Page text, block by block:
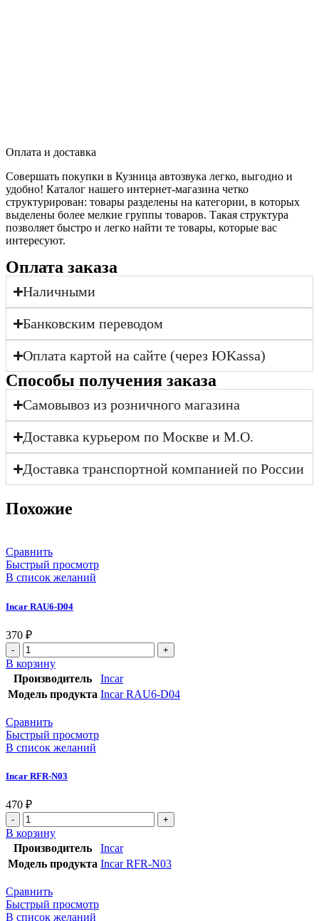
Оплата и доставка
Совершать покупки в Кузница автозвука легко, выгодно и
удобно! Каталог нашего интернет-магазина четко
структурирован: товары разделены на категории, в которых
выделены более мелкие группы товаров. Такая структура
позволяет быстро и легко найти те товары, которые вас
интересуют.
Оплата заказа
Наличными
Банковским переводом
Оплата картой на сайте (через ЮKassa)
Cпособы получения заказа
Самовывоз из розничного магазина
Доставка курьером по Москве и М.О.
Доставка транспортной компанией по России
Похожие
Сравнить
Быстрый просмотр
В список желаний
Incar RAU6-D04
370 ₽
В корзину
Производитель
Incar
Модель продукта Incar RAU6-D04
Сравнить
Быстрый просмотр
В список желаний
Incar RFR-N03
470 ₽
В корзину
Производитель
Incar
Модель продукта Incar RFR-N03
Сравнить
Быстрый просмотр
В список желаний